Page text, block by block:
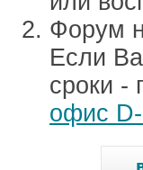
Форум
Если
сроки -
офис